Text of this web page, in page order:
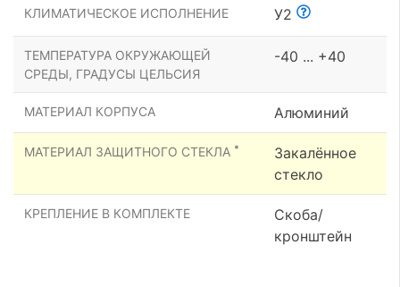
КЛИМАТИЧЕСКОЕ ИСПОЛНЕНИЕ У2
ТЕМПЕРАТУРА ОКРУЖАЮЩЕЙ
СРЕДЫ, ГРАДУСЫ ЦЕЛЬСИЯ
-40 ... +40
МАТЕРИАЛ КОРПУСА Алюминий
МАТЕРИАЛ ЗАЩИТНОГО СТЕКЛА *
Закалённое
стекло
КРЕПЛЕНИЕ В КОМПЛЕКТЕ
Скоба/
кронштейн